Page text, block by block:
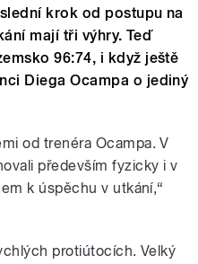
krok od postupu na
mají tři výhry. Teď
96:74, i když ještě
Diega Ocampa o jediný
od trenéra Ocampa. V
především fyzicky i v
k úspěchu v utkání,“
protiútocích. Velký